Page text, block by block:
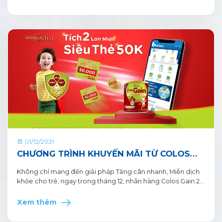
01/12/2021
CHƯƠNG TRÌNH KHUYẾN MÃI TỪ COLOS
GAIN 2+ TÍCH 2 LON NHẬN SIÊU THẺ 50K
Không chỉ mang đến giải pháp Tăng cân nhanh, Miễn dịch
khỏe cho trẻ, ngay trong tháng 12, nhãn hàng Colos Gain 2+
hàng trên ứng dụng VitaDairy - Đổi muỗng nhận quà.
Xem thêm